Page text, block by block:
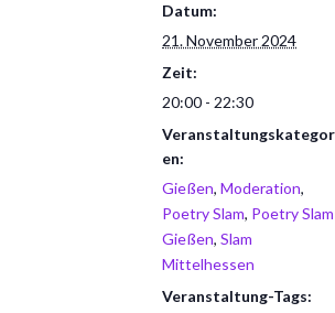
Datum:
21. November 2024
Zeit:
20:00 - 22:30
en:
Gießen, Moderation,
Poetry Slam, Poetry Slam
Gießen, Slam
Mittelhessen
Veranstaltung-Tags: